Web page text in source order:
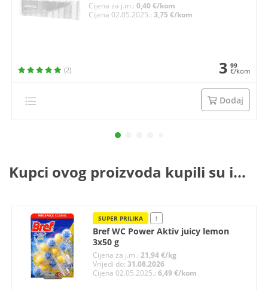
Cijena za j.m.:0,40 €/kom
Cijena 02.05.2025.:3,75 €/kom
(2) 3 99
€/kom
Dodaj
Kupci ovog proizvoda kupili su i...
SUPER PRILIKA !
Bref WC Power Aktiv juicy lemon
3x50 g
Cijena za j.m.: 21,94 €/kg
Vrijedi do: 31.08.2026
Cijena 02.05.2025.: 6,49 €/kom